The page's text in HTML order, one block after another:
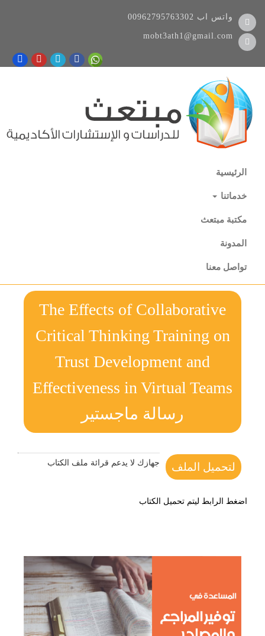
00962795763302 واتس اب
mobt3ath1@gmail.com
الرئيسية
خدماتنا
مكتبة مبتعث
المدونة
تواصل معنا
The Effects of Collaborative
Critical Thinking Training on
Trust Development and
Effectiveness in Virtual Teams
رسالة ماجستير
لتحميل الملف جهازك لا يدعم قرائة ملف الكتاب
اضغط الرابط ليتم تحميل الكتاب